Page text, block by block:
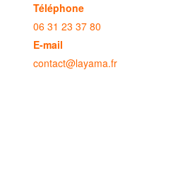
Téléphone
06 31 23 37 80
E-mail
contact@layama.fr